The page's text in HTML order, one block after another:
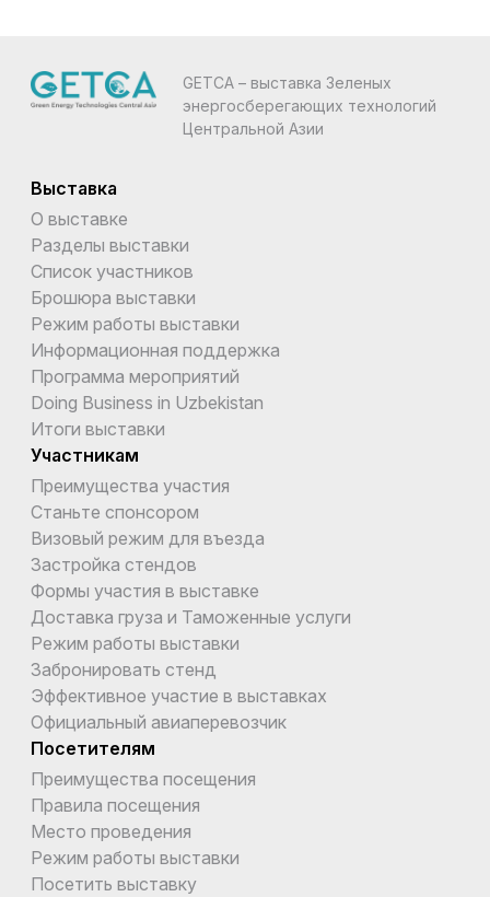
GETCA – выставка Зеленых
энергосберегающих технологий
Центральной Азии
Выставка
О выставке
Разделы выставки
Список участников
Брошюра выставки
Режим работы выставки
Информационная поддержка
Программа мероприятий
Doing Business in Uzbekistan
Итоги выставки
Участникам
Преимущества участия
Станьте спонсором
Визовый режим для въезда
Застройка стендов
Формы участия в выставке
Доставка груза и Таможенные услуги
Режим работы выставки
Забронировать стенд
Эффективное участие в выставках
Официальный авиаперевозчик
Посетителям
Преимущества посещения
Правила посещения
Место проведения
Режим работы выставки
Посетить выставку